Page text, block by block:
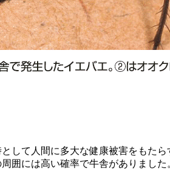
して人間に多大な健康被害をもた
囲には高い確率で牛舎がありまし